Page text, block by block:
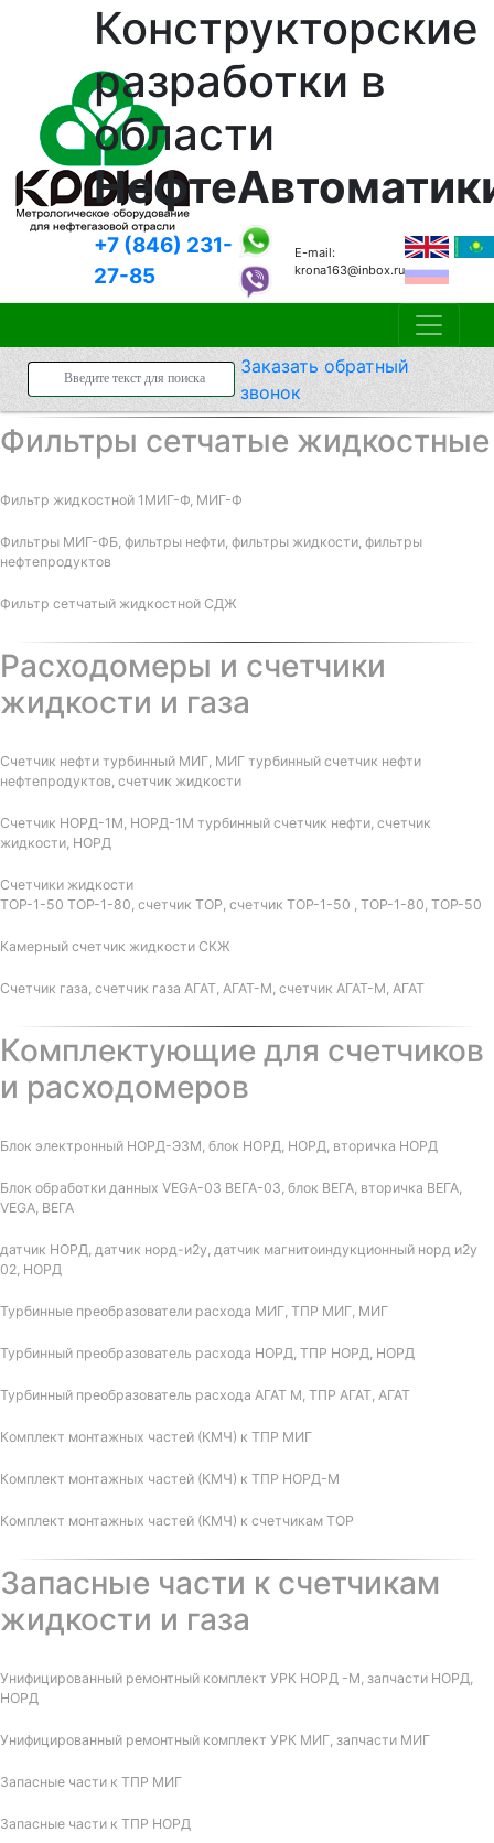
Конструкторские
разработки в
области
+7 (846) 231-
27-85
E-mail:
krona163@inbox.ru
Заказатьобратный
звонок
Фильтры сетчатые жидкостные
Фильтр жидкостной 1МИГ-Ф, МИГ-Ф
Фильтры МИГ-ФБ, фильтры нефти, фильтры жидкости, фильтры
нефтепродуктов
Фильтр сетчатый жидкостной СДЖ
Расходомеры и счетчики
жидкости и газа
Счетчик нефти турбинный МИГ, МИГ турбинный счетчик нефти
нефтепродуктов, счетчик жидкости
Счетчик НОРД-1М, НОРД-1М турбинный счетчик нефти, счетчик
жидкости, НОРД
Счетчики жидкости
ТОР-1-50 ТОР-1-80, счетчик ТОР, счетчик ТОР-1-50 , ТОР-1-80, ТОР-50
Камерный счетчик жидкости СКЖ
Счетчик газа, счетчик газа АГАТ, АГАТ-М, счетчик АГАТ-М, АГАТ
Комплектующие для счетчиков
и расходомеров
Блок электронный НОРД-Э3М, блок НОРД, НОРД, вторичка НОРД
Блок обработки данных VEGA-03 ВЕГА-03, блок ВЕГА, вторичка ВЕГА,
VEGA, ВЕГА
датчик НОРД, датчик норд-и2у, датчик магнитоиндукционный норд и2у
02, НОРД
Турбинные преобразователи расхода МИГ, ТПР МИГ, МИГ
Турбинный преобразователь расхода НОРД, ТПР НОРД, НОРД
Турбинный преобразователь расхода АГАТ М, ТПР АГАТ, АГАТ
Комплект монтажных частей (КМЧ) к ТПР МИГ
Комплект монтажных частей (КМЧ) к ТПР НОРД-М
Комплект монтажных частей (КМЧ) к счетчикам ТОР
Запасные части к счетчикам
жидкости и газа
Унифицированный ремонтный комплект УРК НОРД -М, запчасти НОРД,
НОРД
Унифицированный ремонтный комплект УРК МИГ, запчасти МИГ
Запасные части к ТПР МИГ
Запасные части к ТПР НОРД